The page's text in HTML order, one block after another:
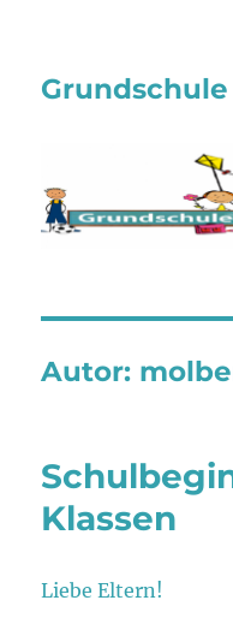
Autor:
Klassen
Liebe Eltern!